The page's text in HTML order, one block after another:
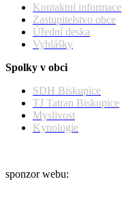
Kontaktní informace
Zastupitelstvo obce
Úřední deska
Vyhlášky
Spolky v obci
SDH Biskupice
TJ Tatran Biskupice
Myslivost
Kynologie
sponzor webu: